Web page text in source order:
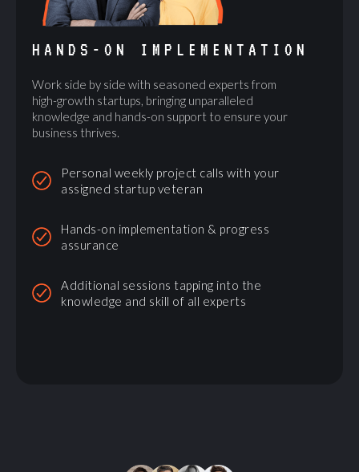
HANDS-ON IMPLEMENTATION
Work side by side with seasoned experts from
high-growth startups, bringing unparalleled
knowledge and hands-on support to ensure your
business thrives.
Personal weekly project calls with your
assigned startup veteran
Hands-on implementation & progress
assurance
Additional sessions tapping into the
knowledge and skill of all experts